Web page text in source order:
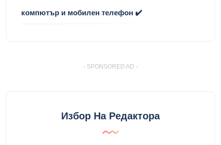
компютър и мобилен телефон ✔️
- SPONSORED AD -
Избор На Редактора